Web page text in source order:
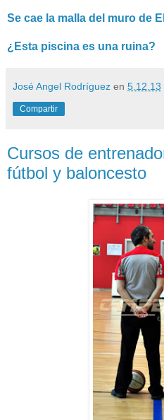
Se cae la malla del muro de
¿Esta piscina es una ruina?
José Angel Rodríguez en 5.12.13
Compartir
Cursos de
fútbol y baloncesto